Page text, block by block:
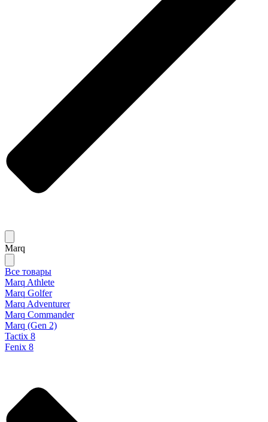
Marq
Все товары
Marq Athlete
Marq Golfer
Marq Adventurer
Marq Commander
Marq (Gen 2)
Tactix 8
Fenix 8